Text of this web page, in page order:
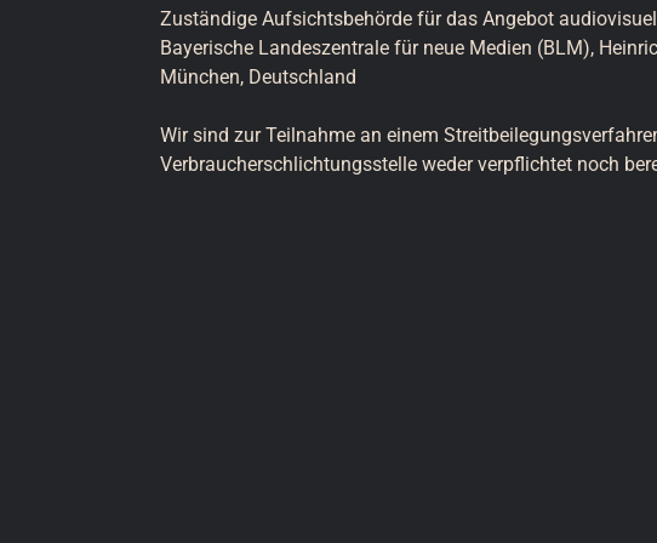
Zuständige Aufsichtsbehörde für das Angebot
Bayerische Landeszentrale für neue Medien (BLM),
München, Deutschland
Wir sind zur Teilnahme an einem
Verbraucherschlichtungsstelle weder verpflichtet noch